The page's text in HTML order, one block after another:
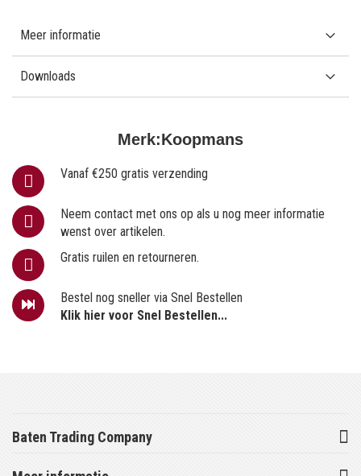
Merk:Koopmans
Vanaf €250 gratis verzending
Neem contact met ons op als u nog meer informatie
wenst over artikelen.
Gratis ruilen en retourneren.
Bestel nog sneller via Snel Bestellen
Klik hier voor Snel Bestellen...
Meer informatie
Downloads
Baten Trading Company